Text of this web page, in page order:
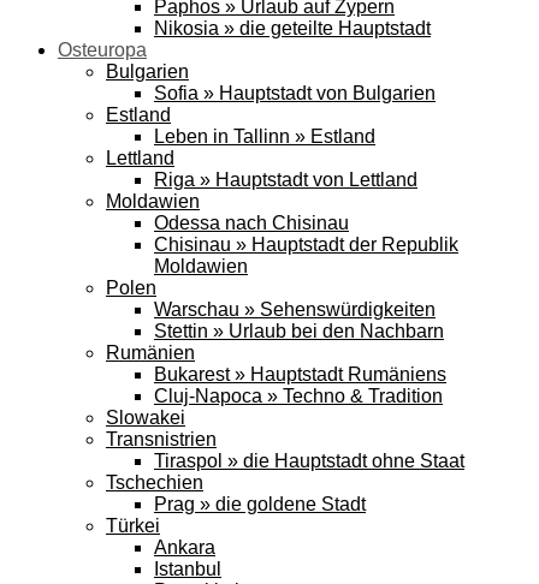
Paphos » Urlaub auf Zypern
Nikosia » die geteilte Hauptstadt
Osteuropa
Bulgarien
Sofia » Hauptstadt von Bulgarien
Estland
Leben in Tallinn » Estland
Lettland
Riga » Hauptstadt von Lettland
Moldawien
Odessa nach Chisinau
Chisinau » Hauptstadt der Republik
Moldawien
Polen
Warschau » Sehenswürdigkeiten
Stettin » Urlaub bei den Nachbarn
Rumänien
Bukarest » Hauptstadt Rumäniens
Cluj-Napoca » Techno & Tradition
Slowakei
Transnistrien
Tiraspol » die Hauptstadt ohne Staat
Tschechien
Prag » die goldene Stadt
Türkei
Ankara
Istanbul